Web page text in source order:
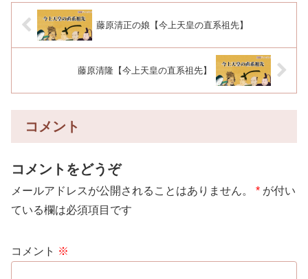
藤原清正の娘【今上天皇の直系祖先】
藤原清隆【今上天皇の直系祖先】
コメント
コメントをどうぞ
メールアドレスが公開されることはありません。 * が付い
ている欄は必須項目です
コメント ※